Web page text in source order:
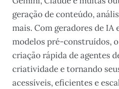
geração de conteúdo,
mais. Com geradores de IA
modelos pré-construídos,
criação rápida de agentes
criatividade e tornando
acessíveis, eficientes e